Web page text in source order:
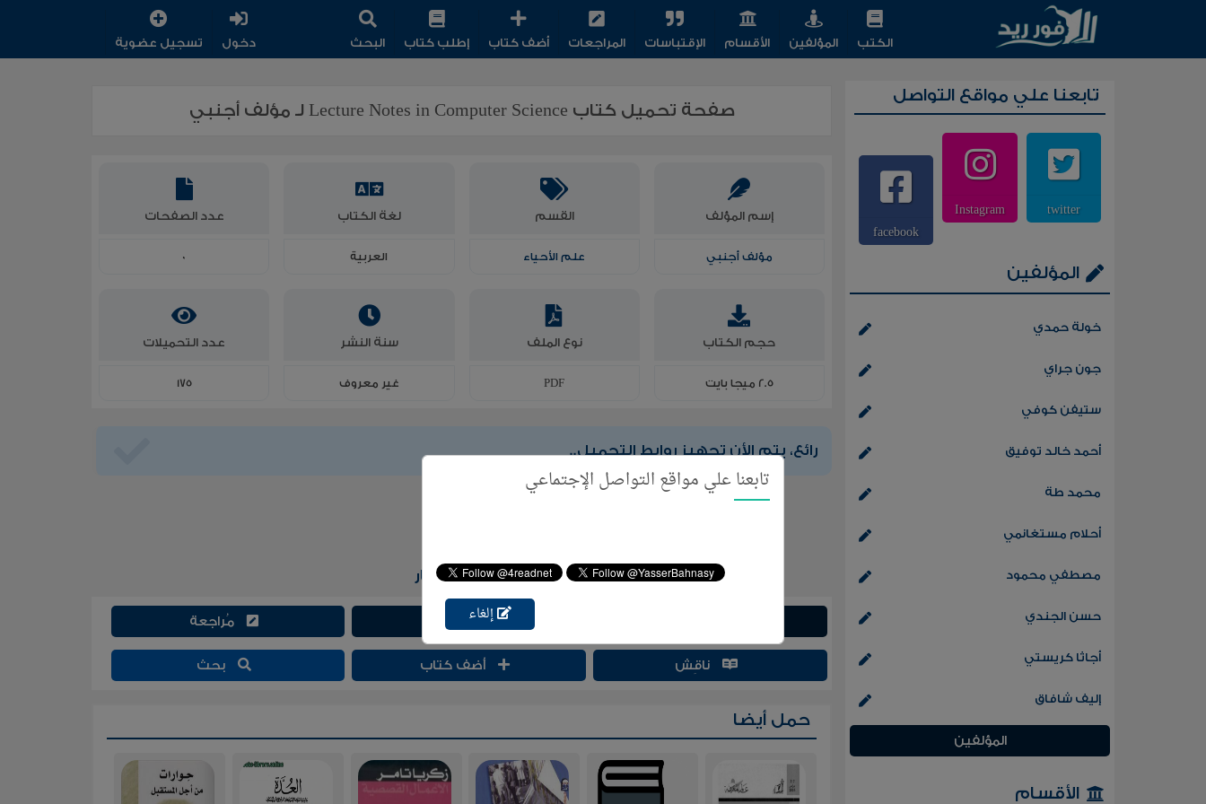
الكتب المؤلفين الأقسام الإقتباسات المراجعات أضف كتاب إطلب كتاب البحث دخول تسجيل عضوية
صفحة تحميل كتاب Lecture Notes in Computer Science لـ مؤلف أجنبي
إسم المؤلف
مؤلف أجنبي
القسم
علم الأحياء
لغة الكتاب
العربية
عدد الصفحات
0
حجم الكتاب
2.5 ميجا بايت
نوع الملف
PDF
سنة النشر
غير معروف
عدد التحميلات
175
رائع، يتم الأن تجهيز روابط التحميل..
برجاء الإنتظار
إقّتبس مُراجعة
ناقِش أضف كتاب بحث
حمل أيضا
تابعنا علي مواقع التواصل
twitter
Instagram
facebook
المؤلفين
خولة حمدي
جون جراي
ستيفن كوفي
أحمد خالد توفيق
محمد طة
أحلام مستغانمي
مصطفي محمود
حسن الجندي
أجاثا كريستي
إليف شافاق
المؤلفين
الأقسام
تابعنا علي مواقع التواصل الإجتماعي
إلغاء